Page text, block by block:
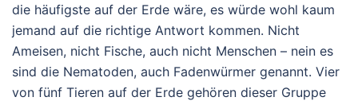
die häufigste auf der Erde wäre, es würde wohl kaum
jemand auf die richtige Antwort kommen. Nicht
Ameisen, nicht Fische, auch nicht Menschen – nein es
sind die Nematoden, auch Fadenwürmer genannt. Vier
von fünf Tieren auf der Erde gehören dieser Gruppe